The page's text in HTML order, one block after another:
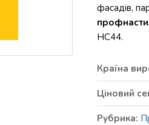
фасадів,
НС44.
Країна
Ціновий
Рубрика: